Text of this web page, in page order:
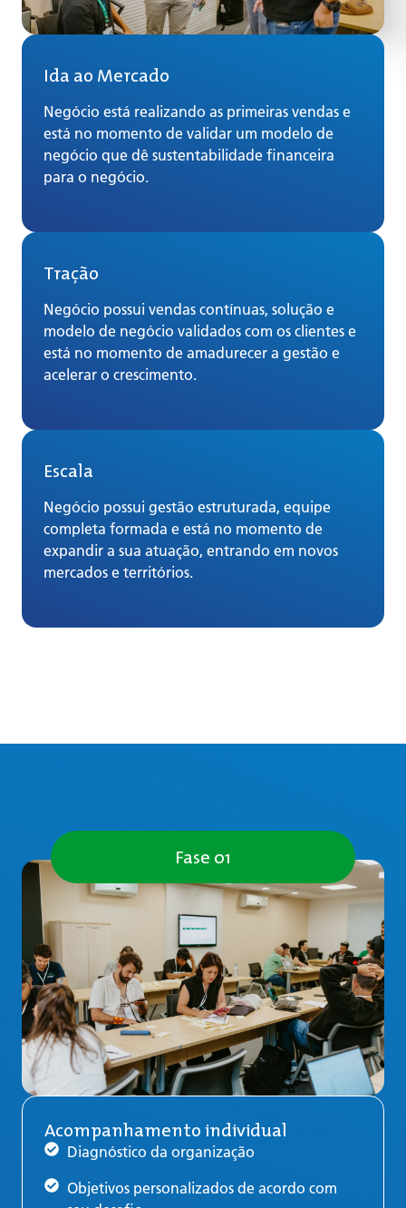
Ida ao Mercado
Negócio está realizando as primeiras vendas e
está no momento de validar um modelo de
negócio que dê sustentabilidade financeira
para o negócio.
Tração
Negócio possui vendas contínuas, solução e
modelo de negócio validados com os clientes e
está no momento de amadurecer a gestão e
acelerar o crescimento.
Escala
Negócio possui gestão estruturada, equipe
completa formada e está no momento de
expandir a sua atuação, entrando em novos
mercados e territórios.
Fase 01
Acompanhamento individual
Diagnóstico da organização
Objetivos personalizados de acordo com